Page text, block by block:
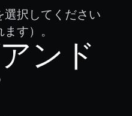
選択してください
す）。
ンド